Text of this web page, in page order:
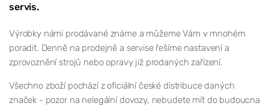
servis.
Výrobky námi prodávané známe a můžeme Vám v mnohém
poradit. Denně na prodejně a servise řešíme nastavení a
zprovoznění strojů nebo opravy již prodaných zařízení.
Všechno zboží pochází z oficiální české distribuce daných
značek - pozor na nelegální dovozy, nebudete mít do budoucna